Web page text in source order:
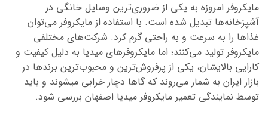
مایکروفر امروزه به یکی از ضروری‌ترین وسایل خانگی در
آشپزخانه‌ها تبدیل شده است. با استفاده از مایکروفر می‌توان
غذاها را به سرعت و به راحتی گرم کرد. شرکت‌های مختلفی
مایکروفر تولید می‌کنند؛ اما مایکروفرهای میدیا به دلیل کیفیت و
کارایی بالایشان، یکی از پرفروش‌ترین و محبوب‌ترین برندها در
بازار ایران به شمار می‌روند که گاها دچار خرابی میشوند و باید
توسط نمایندگی تعمیر مایکروفر میدیا اصفهان بررسی شود.